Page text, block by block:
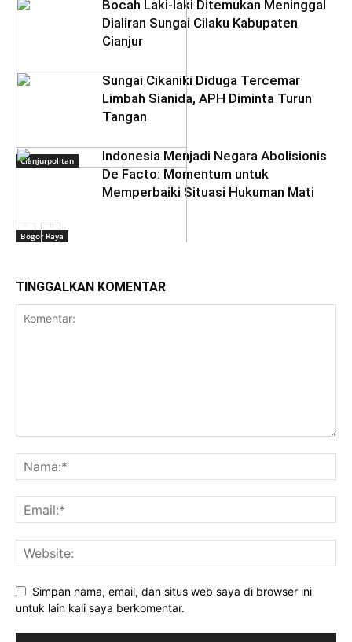
Cianjurpolitan
Bocah Laki-laki Ditemukan Meninggal
Dialiran Sungai Cilaku Kabupaten
Cianjur
Bogor Raya
Sungai Cikaniki Diduga Tercemar
Limbah Sianida, APH Diminta Turun
Tangan
Daerah
‎Indonesia Menjadi Negara Abolisionis
De Facto: Momentum untuk
Memperbaiki Situasi Hukuman Mati
TINGGALKAN KOMENTAR
Simpan nama, email, dan situs web saya di browser ini
untuk lain kali saya berkomentar.